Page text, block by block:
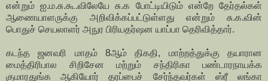
என்றும் ஐ.ம.சு.கூ.விலேயே சு.க போட்டியிடும் என்றே தேர்தல்கள்
ஆணையாளருக்கு அறிவிக்கப்பட்டுள்ளது என்றும் சு.க.வின்
பொதுச் செயலாளர் அநுர பிரியதர்ஷன யாப்பா தெரிவித்தார்.
கடந்த ஜனவரி மாதம் 8ஆம் திகதி, மாற்றத்துக்கு தயாரான
மைத்திரிபால சிறிசேன மற்றும் சந்திரிகா பண்டாரநாயக்க
குமாரதுங்க ஆகியோர் தரப்பைச் சேர்ந்தவர்கள் ஸ்ரீ லங்கா